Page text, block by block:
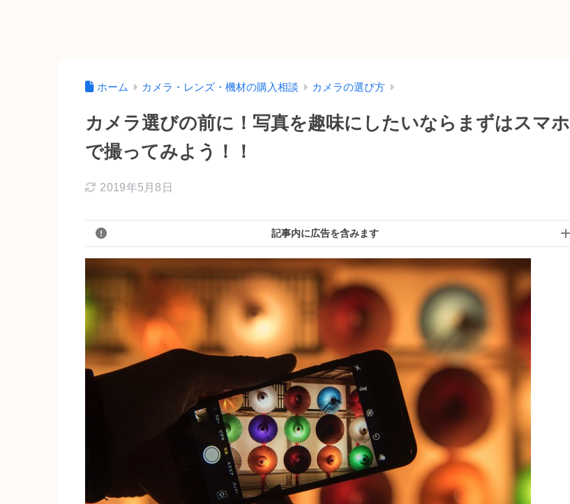
ホーム カメラ・レンズ・機材の購入相談 カメラの選び方
カメラ選びの前に！写真を趣味にしたいならまずはスマホ
で撮ってみよう！！
2019年5月8日
記事内に広告を含みます